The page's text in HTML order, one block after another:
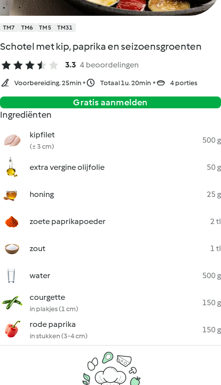
TM7 TM6 TM5 TM31
Schotel met kip, paprika en seizoensgroenten
3.3 4 beoordelingen
Voorbereiding. 25min Totaal 1u. 20min 4 porties
Gratis aanmelden
Ingrediënten
kipfilet
(± 3 cm)
500 g
extra vergine olijfolie 50 g
honing 25 g
zoete paprikapoeder 2 tl
zout 1 tl
water 500 g
courgette
in plakjes (1 cm)
150 g
rode paprika
in stukken (3-4 cm)
150 g